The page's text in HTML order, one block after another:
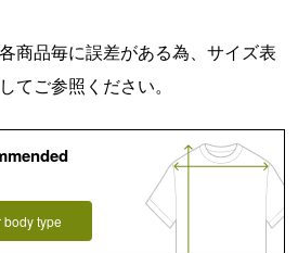
商品毎に誤差がある為、サイズ表
てご参照ください。
body type